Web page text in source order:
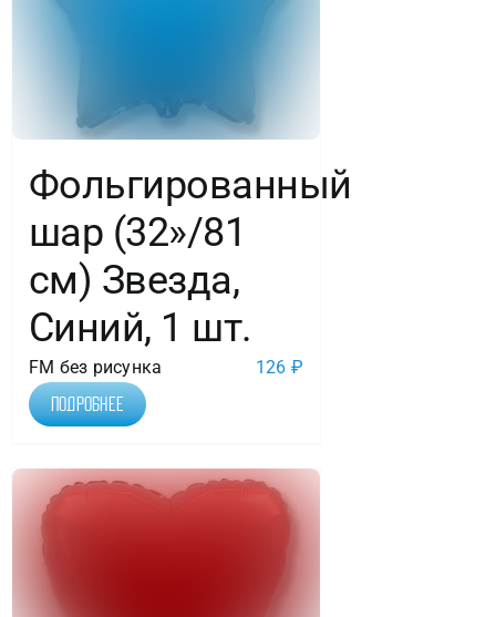
Фольгированный
шар (32»/81
см) Звезда,
Синий, 1 шт.
FM без рисунка 126 ₽
Подробнее